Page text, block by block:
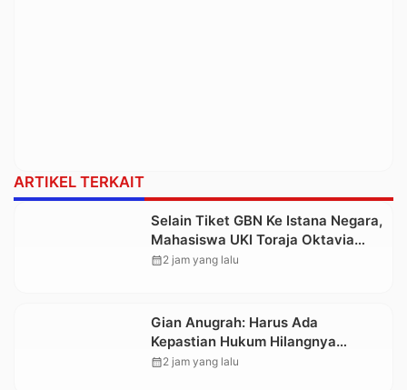
ARTIKEL TERKAIT
Selain Tiket GBN Ke Istana Negara,
Mahasiswa UKI Toraja Oktavia
juga Lolos ke Pekan Seni
calendar_month2 jam yang lalu
Gian Anugrah: Harus Ada
Kepastian Hukum Hilangnya
Stoner, Agar Keluarga tidak Larut
calendar_month2 jam yang lalu